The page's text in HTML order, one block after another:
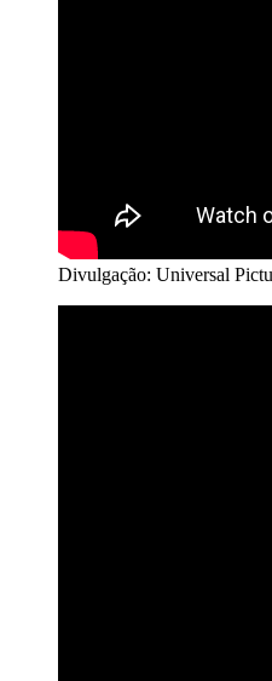
Divulgação: Universal